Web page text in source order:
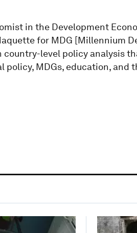
in the Development
for MDG [Millennium
level policy analysis
policy, MDGs, education, and